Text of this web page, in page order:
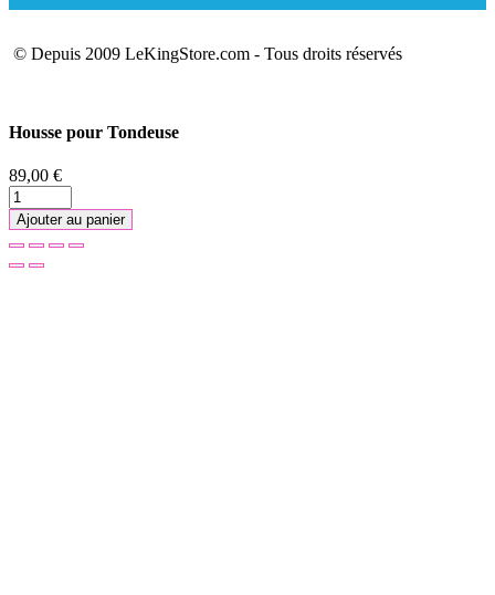
© Depuis 2009 LeKingStore.com - Tous droits réservés
Housse pour Tondeuse
89,00 €
Ajouter au panier